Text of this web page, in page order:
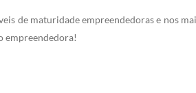
de maturidade empreendedoras e nos
empreendedora!